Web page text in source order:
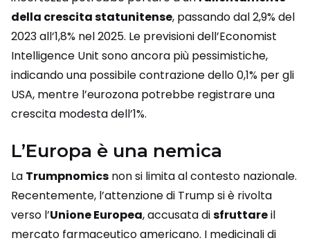
della crescita statunitense, passando dal 2,9% del
2023 all’1,8% nel 2025. Le previsioni dell’Economist
Intelligence Unit sono ancora più pessimistiche,
indicando una possibile contrazione dello 0,1% per gli
USA, mentre l’eurozona potrebbe registrare una
crescita modesta dell’1%.
L’Europa è una nemica
La Trumpnomics non si limita al contesto nazionale.
Recentemente, l’attenzione di Trump si è rivolta
verso l’Unione Europea, accusata disfruttareil
mercato farmaceutico americano. I medicinali di